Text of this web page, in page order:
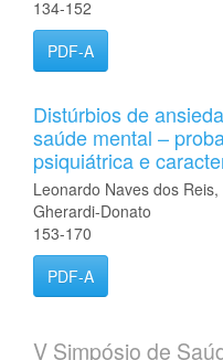
134-152
PDF-A
Distúrbios de
saúde mental –
psiquiátrica e
Leonardo Naves dos
Gherardi-Donato
153-170
PDF-A
V Simpósio de